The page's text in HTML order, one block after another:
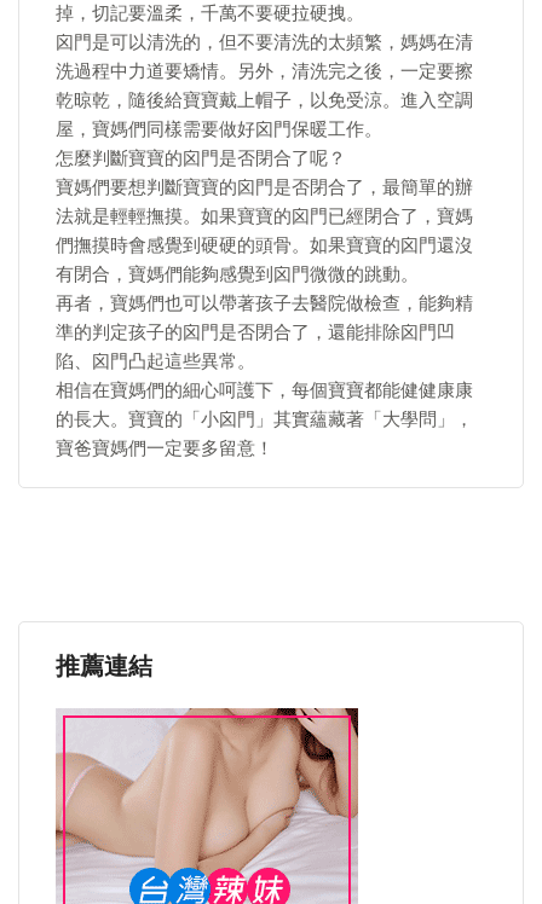
掉，切記要溫柔，千萬不要硬拉硬拽。
囟門是可以清洗的，但不要清洗的太頻繁，媽媽在清
洗過程中力道要矯情。另外，清洗完之後，一定要擦
乾晾乾，隨後給寶寶戴上帽子，以免受涼。進入空調
屋，寶媽們同樣需要做好囟門保暖工作。
怎麼判斷寶寶的囟門是否閉合了呢？
寶媽們要想判斷寶寶的囟門是否閉合了，最簡單的辦
法就是輕輕撫摸。如果寶寶的囟門已經閉合了，寶媽
們撫摸時會感覺到硬硬的頭骨。如果寶寶的囟門還沒
有閉合，寶媽們能夠感覺到囟門微微的跳動。
再者，寶媽們也可以帶著孩子去醫院做檢查，能夠精
準的判定孩子的囟門是否閉合了，還能排除囟門凹
陷、囟門凸起這些異常。
相信在寶媽們的細心呵護下，每個寶寶都能健健康康
的長大。寶寶的「小囟門」其實蘊藏著「大學問」，
寶爸寶媽們一定要多留意！
推薦連結